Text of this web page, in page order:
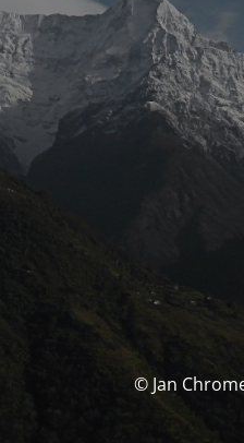
© Jan